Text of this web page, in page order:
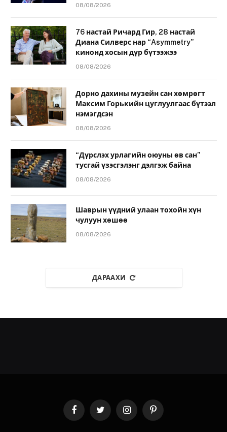
08/08/2026
76 настай Ричард Гир, 28 настай
Диана Силверс нар “Asymmetry”
кинонд хосын дүр бүтээжээ
08/08/2026
Дорно дахины музейн сан хөмрөгт
Максим Горькийн цуглуулгаас бүтээл
нэмэгдсэн
08/08/2026
“Дүрслэх урлагийн оюуны өв сан”
тусгай үзэсгэлэнг дэлгэж байна
08/08/2026
Шаврын үүдний улаан тохойн хүн
чулуун хөшөө
08/08/2026
ДАРААХИ
FacebookTwitter InstagramPinterest